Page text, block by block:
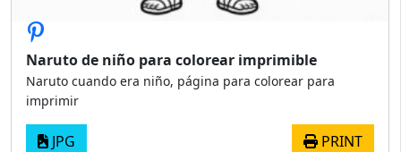
Naruto de niño para colorear imprimible
Naruto cuando era niño, página para colorear para
imprimir
JPG PRINT